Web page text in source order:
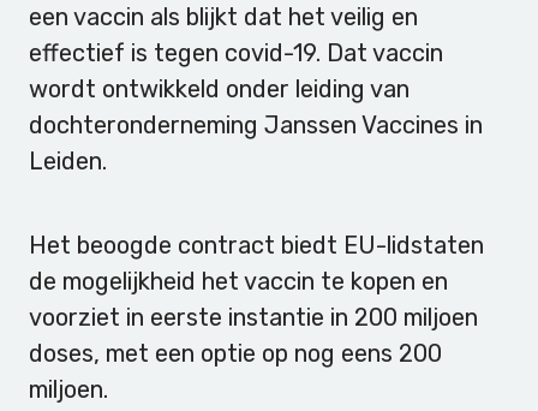
een vaccin als blijkt dat het veilig en
effectief is tegen covid-19. Dat vaccin
wordt ontwikkeld onder leiding van
dochteronderneming Janssen Vaccines in
Leiden.
Het beoogde contract biedt EU-lidstaten
de mogelijkheid het vaccin te kopen en
voorziet in eerste instantie in 200 miljoen
doses, met een optie op nog eens 200
miljoen.